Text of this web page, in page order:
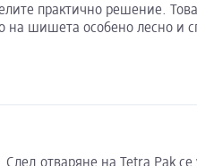
практично решение.
на шишета особено лесно и